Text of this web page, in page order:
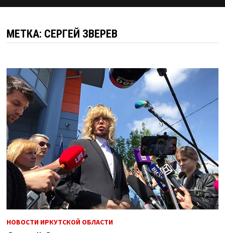
МЕТКА: СЕРГЕЙ ЗВЕРЕВ
НОВОСТИ ИРКУТСКОЙ ОБЛАСТИ